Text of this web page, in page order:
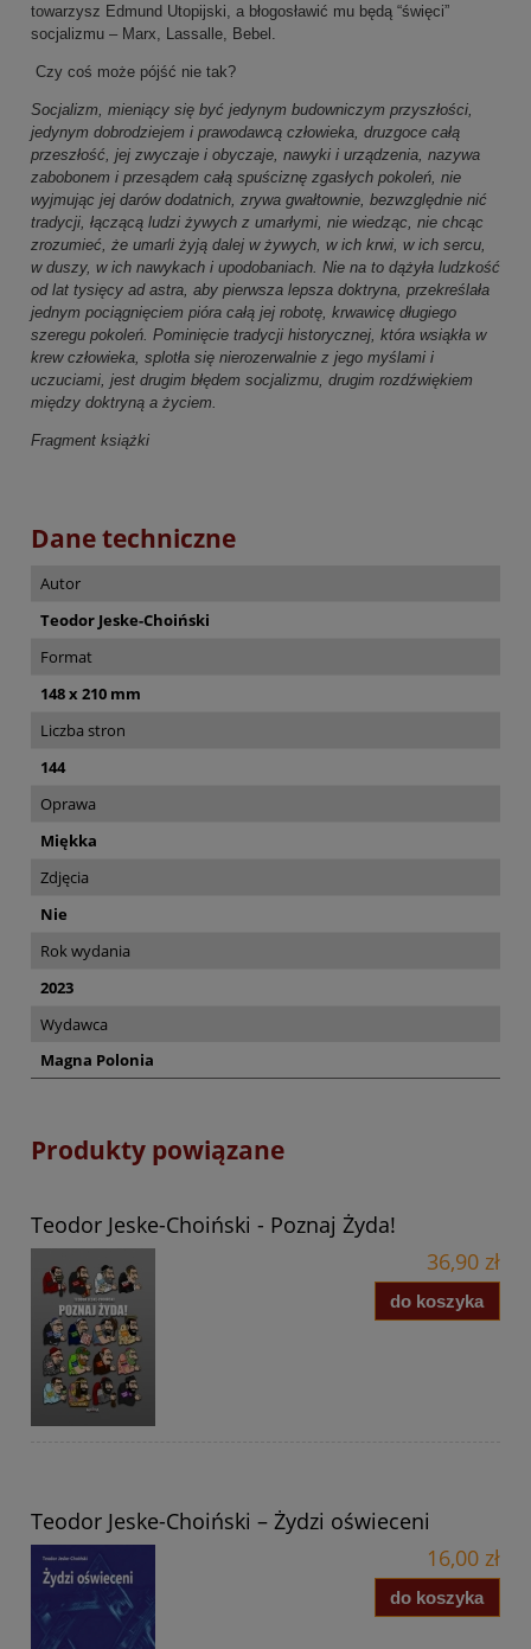
towarzysz Edmund Utopijski, a błogosławić mu będą “święci”
socjalizmu – Marx, Lassalle, Bebel.
Czy coś może pójść nie tak?
Socjalizm, mieniący się być jedynym budowniczym przyszłości,
jedynym dobrodziejem i prawodawcą człowieka, druzgoce całą
przeszłość, jej zwyczaje i obyczaje, nawyki i urządzenia, nazywa
zabobonem i przesądem całą spuściznę zgasłych pokoleń, nie
wyjmując jej darów dodatnich, zrywa gwałtownie, bezwzględnie nić
tradycji, łączącą ludzi żywych z umarłymi, nie wiedząc, nie chcąc
zrozumieć, że umarli żyją dalej w żywych, w ich krwi, w ich sercu,
w duszy, w ich nawykach i upodobaniach. Nie na to dążyła ludzkość
od lat tysięcy ad astra, aby pierwsza lepsza doktryna, przekreślała
jednym pociągnięciem pióra całą jej robotę, krwawicę długiego
szeregu pokoleń. Pominięcie tradycji historycznej, która wsiąkła w
krew człowieka, splotła się nierozerwalnie z jego myślami i
uczuciami, jest drugim błędem socjalizmu, drugim rozdźwiękiem
między doktryną a życiem.
Fragment książki
Dane techniczne
Autor
Teodor Jeske-Choiński
Format
148 x 210 mm
Liczba stron
144
Oprawa
Miękka
Zdjęcia
Nie
Rok wydania
2023
Wydawca
Magna Polonia
Produkty powiązane
Teodor Jeske-Choiński - Poznaj Żyda!
36,90 zł
do koszyka
Teodor Jeske-Choiński – Żydzi oświeceni
16,00 zł
do koszyka